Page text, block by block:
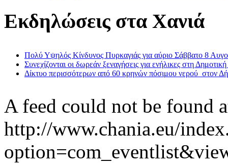
Εκδηλώσεις στα Χανιά
Πολύ Υψηλός Κίνδυνος Πυρκαγιάς για αύριο Σάββατο 8
Συνεχίζονται οι δωρεάν ξεναγήσεις για ενήλικες στη
Δίκτυο περισσότερων από 60 κρηνών πόσιμου νερού στον
A feed could not be found
http://www.chania.eu/